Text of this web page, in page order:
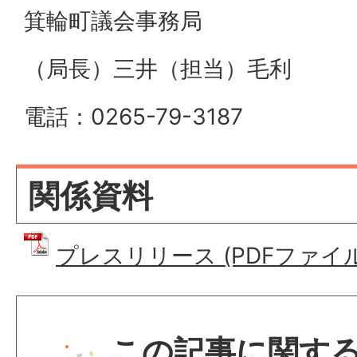
箕輪町議会事務局
（局長）三井（担当）毛利
電話：0265-79-3187
関係資料
プレスリリース (PDFファイ